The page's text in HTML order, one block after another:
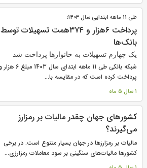
طی 11 ماهه ابتدایی سال 1403؛
پرداخت ۶هزار و ۳۷۴همت تسهیلات توسط
بانک‌ها
یک چهارم تسهیلات به خانوارها پرداخت شد
پرداخت کرده است که در مقایسه با...
1 سال 5 ماه
کشورهای جهان چقدر مالیات بر رمزارز
می‌گیرند؟
مالیات بر رمزارزها در جهان بسیار متنوع است. در برخی
کشورها مالیات‌های سنگینی بر سود معاملات رمزارزی...